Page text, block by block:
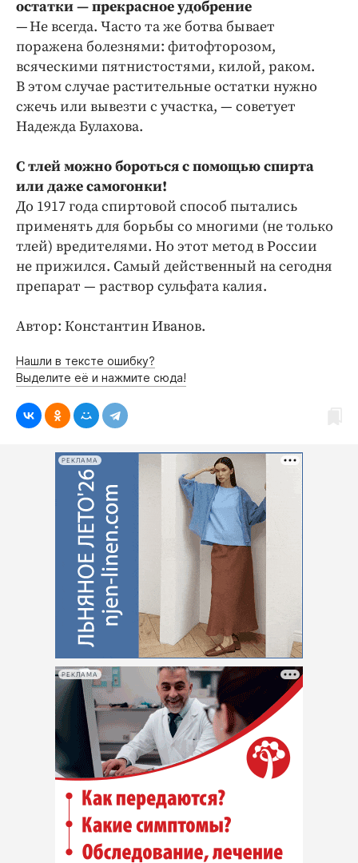
остатки — прекрасное удобрение
— Не всегда. Часто та же ботва бывает
поражена болезнями: фитофторозом,
всяческими пятнистостями, килой, раком.
В этом случае растительные остатки нужно
сжечь или вывезти с участка, — советует
Надежда Булахова.
С тлей можно бороться с помощью спирта
или даже самогонки!
До 1917 года спиртовой способ пытались
применять для борьбы со многими (не только
тлей) вредителями. Но этот метод в России
не прижился. Самый действенный на сегодня
препарат — раствор сульфата калия.
Автор: Константин Иванов.
Нашли в тексте ошибку?
Выделите её и нажмите сюда!
РЕКЛАМА
РЕКЛАМА